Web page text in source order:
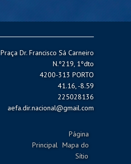
Praça Dr. Francisco Sá Carneiro
N.º219, 1ºdto
4200-313 PORTO
41.16, -8.59
225028136
aefa.dir.nacional@gmail.com
Página
Principal Mapa do
Sítio